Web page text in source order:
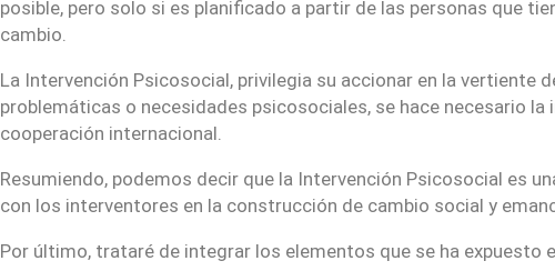
posible, pero solo si es planificado a partir de las personas que
cambio.
La Intervención Psicosocial, privilegia su accionar en la vertiente
problemáticas o necesidades psicosociales, se hace necesario
cooperación internacional.
Resumiendo, podemos decir que la Intervención Psicosocial es
con los interventores en la construcción de cambio social y
Por último, trataré de integrar los elementos que se ha